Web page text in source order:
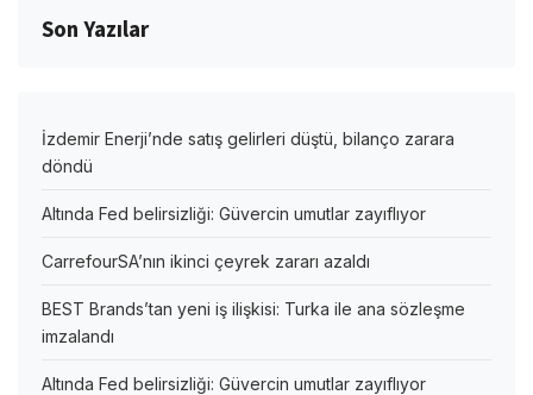
Son Yazılar
İzdemir Enerji’nde satış gelirleri düştü, bilanço zarara
döndü
Altında Fed belirsizliği: Güvercin umutlar zayıflıyor
CarrefourSA’nın ikinci çeyrek zararı azaldı
BEST Brands’tan yeni iş ilişkisi: Turka ile ana sözleşme
imzalandı
Altında Fed belirsizliği: Güvercin umutlar zayıflıyor